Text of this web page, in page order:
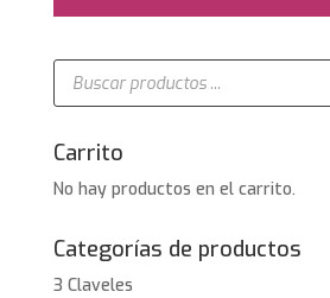
Búsqueda
productos
Carrito
No hay productos en el carrito.
Categorías de productos
3 Claveles